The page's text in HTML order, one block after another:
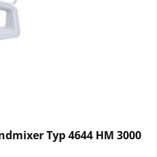
Typ 4644 HM 3000